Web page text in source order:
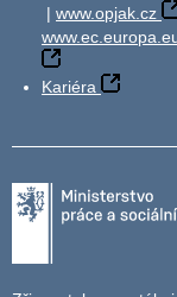
| www.opjak.cz
Kariéra